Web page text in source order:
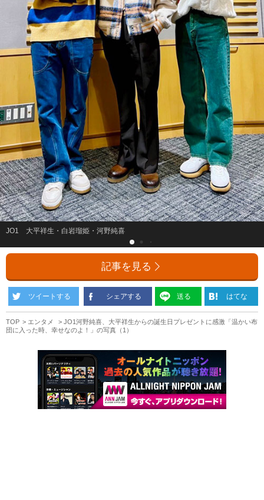
JO1 大平祥生・白岩瑠姫・河野純喜
記事を見る
ツイートする シェアする 送る はてな
TOP エンタメ
JO1河野純喜、大平祥生からの誕生日プレゼントに感激「温かい布
団に入った時、幸せなのよ！」の写真（1）